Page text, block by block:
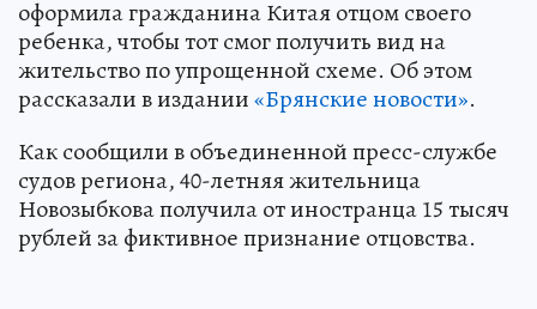
оформила гражданина Китая отцом своего
ребенка, чтобы тот смог получить вид на
жительство по упрощенной схеме. Об этом
рассказали в издании«Брянские новости».
Как сообщили в объединенной пресс-службе
судов региона, 40-летняя жительница
Новозыбкова получила от иностранца 15 тысяч
рублей за фиктивное признание отцовства.